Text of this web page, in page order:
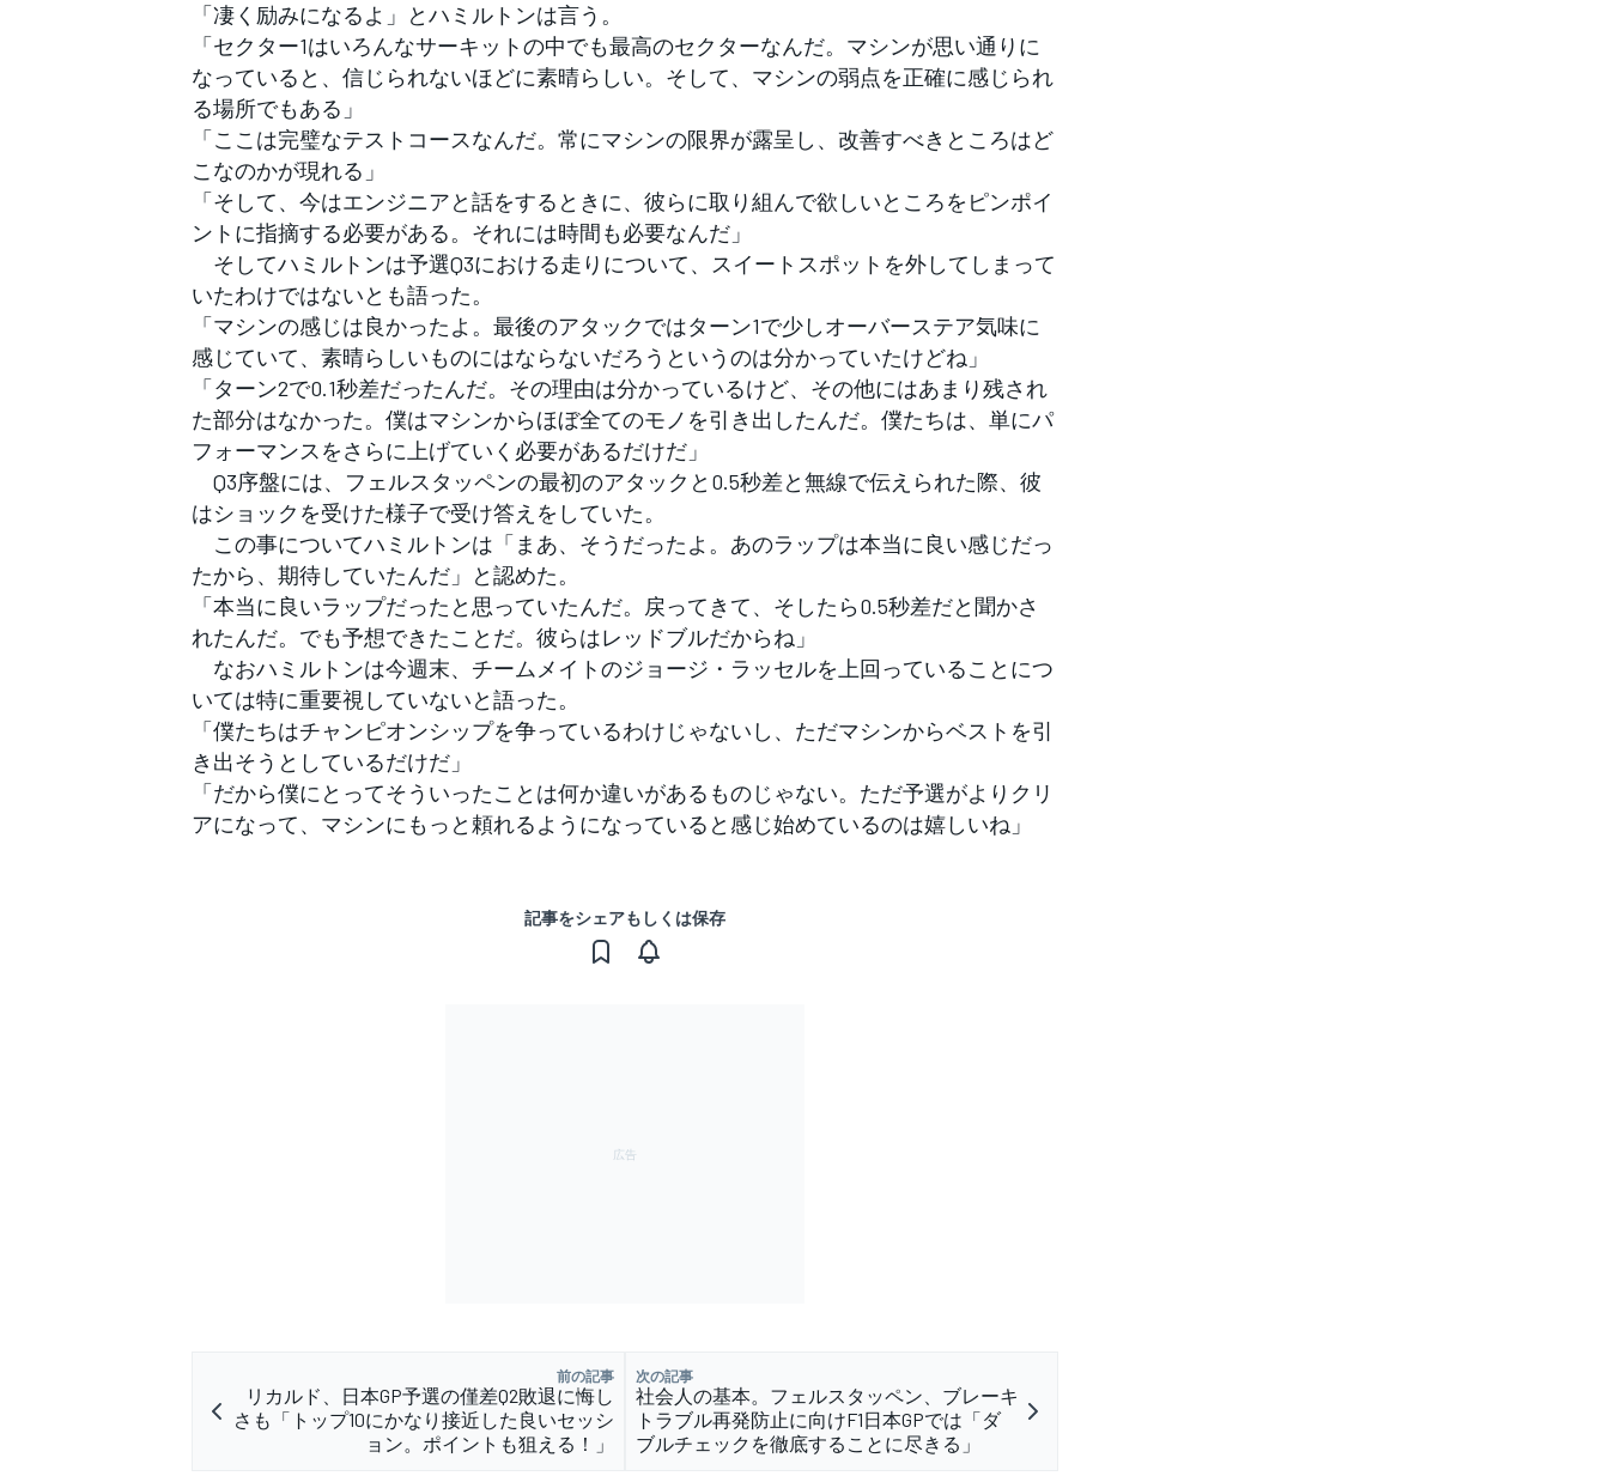
「凄く励みになるよ」とハミルトンは言う。
「セクター1はいろんなサーキットの中でも最高のセクターなんだ。マシンが思い通りに
なっていると、信じられないほどに素晴らしい。そして、マシンの弱点を正確に感じられ
る場所でもある」
「ここは完璧なテストコースなんだ。常にマシンの限界が露呈し、改善すべきところはど
こなのかが現れる」
「そして、今はエンジニアと話をするときに、彼らに取り組んで欲しいところをピンポイ
ントに指摘する必要がある。それには時間も必要なんだ」
そしてハミルトンは予選Q3における走りについて、スイートスポットを外してしまって
いたわけではないとも語った。
「マシンの感じは良かったよ。最後のアタックではターン1で少しオーバーステア気味に
感じていて、素晴らしいものにはならないだろうというのは分かっていたけどね」
「ターン2で0.1秒差だったんだ。その理由は分かっているけど、その他にはあまり残され
た部分はなかった。僕はマシンからほぼ全てのモノを引き出したんだ。僕たちは、単にパ
フォーマンスをさらに上げていく必要があるだけだ」
Q3序盤には、フェルスタッペンの最初のアタックと0.5秒差と無線で伝えられた際、彼
はショックを受けた様子で受け答えをしていた。
この事についてハミルトンは「まあ、そうだったよ。あのラップは本当に良い感じだっ
たから、期待していたんだ」と認めた。
「本当に良いラップだったと思っていたんだ。戻ってきて、そしたら0.5秒差だと聞かさ
れたんだ。でも予想できたことだ。彼らはレッドブルだからね」
なおハミルトンは今週末、チームメイトのジョージ・ラッセルを上回っていることにつ
いては特に重要視していないと語った。
「僕たちはチャンピオンシップを争っているわけじゃないし、ただマシンからベストを引
き出そうとしているだけだ」
「だから僕にとってそういったことは何か違いがあるものじゃない。ただ予選がよりクリ
アになって、マシンにもっと頼れるようになっていると感じ始めているのは嬉しいね」
記事をシェアもしくは保存
前の記事
リカルド、日本GP予選の僅差Q2敗退に悔し
さも「トップ10にかなり接近した良いセッシ
ョン。ポイントも狙える！」
次の記事
社会人の基本。フェルスタッペン、ブレーキ
トラブル再発防止に向けF1日本GPでは「ダ
ブルチェックを徹底することに尽きる」